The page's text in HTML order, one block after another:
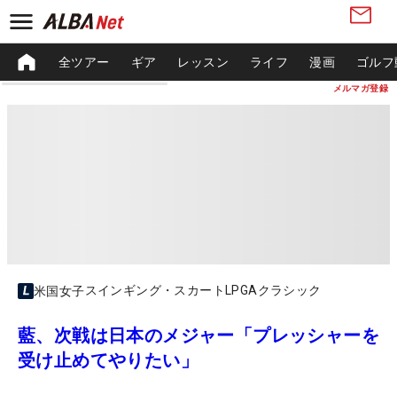
メルマガ登録
全ツアー ギア レッスン ライフ 漫画 ゴル
米国女子スインギング・スカートLPGAクラシック
藍、次戦は日本のメジャー「プレッシャーを
受け止めてやりたい」